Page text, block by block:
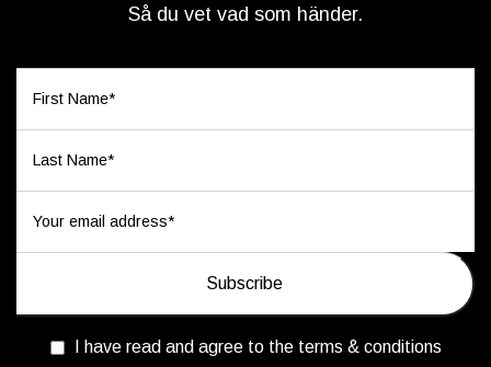
Så du vet vad som händer.
I have read and agree to the terms & conditions